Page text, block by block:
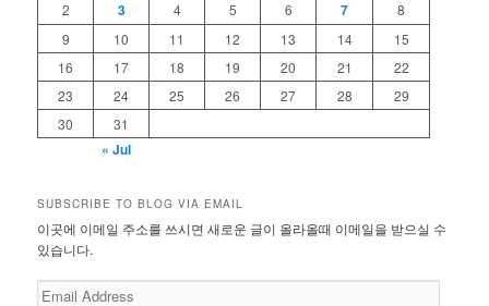
2
3 4 5 6 7
8
9
10 11 12 13 14
15
16
17 18 19 20 21
22
23
24 25 26 27 28
29
30
31
« Jul
SUBSCRIBE TO BLOG VIA EMAIL
이곳에 이메일 주소를 쓰시면 새로운 글이 올라올때 이메일을 받으실 수
있습니다.
Email